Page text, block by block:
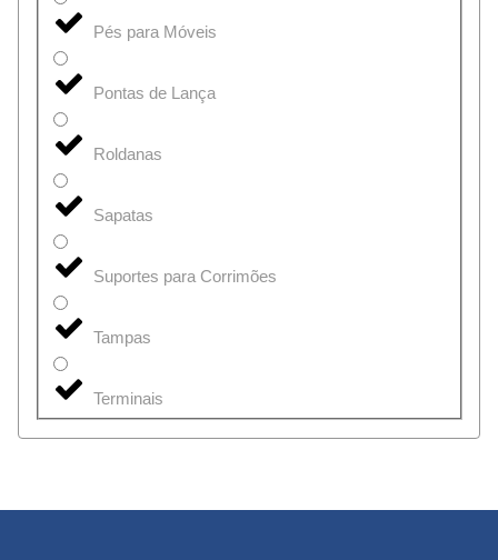
Pés para Móveis
Pontas de Lança
Roldanas
Sapatas
Suportes para Corrimões
Tampas
Terminais